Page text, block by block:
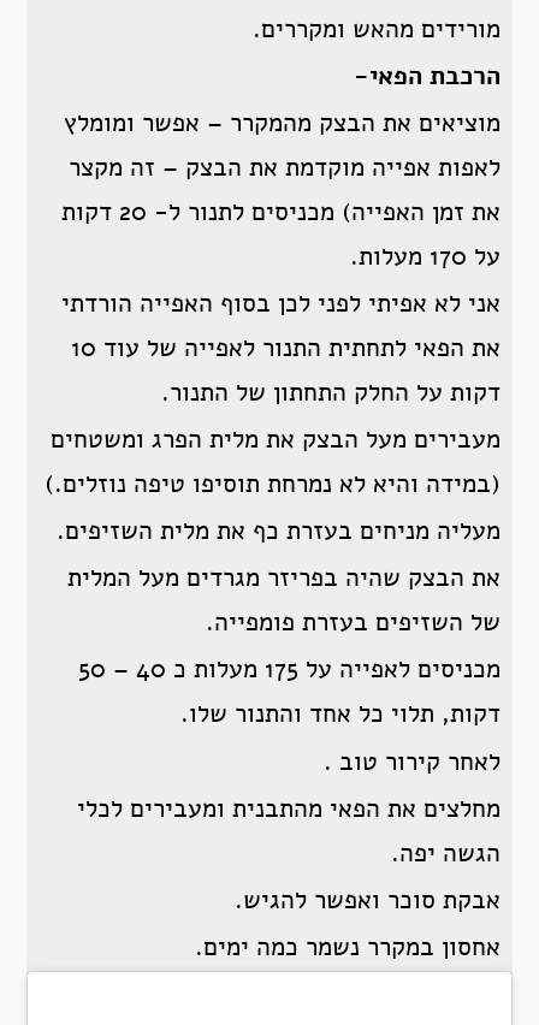
מורידים מהאש ומקררים.
הרכבת הפאי-
מוציאים את הבצק מהמקרר – אפשר ומומלץ
לאפות אפייה מוקדמת את הבצק – זה מקצר
את זמן האפייה) מכניסים לתנור ל- 20 דקות
על 170 מעלות.
אני לא אפיתי לפני לכן בסוף האפייה הורדתי
את הפאי לתחתית התנור לאפייה של עוד 10
דקות על החלק התחתון של התנור.
מעבירים מעל הבצק את מלית הפרג ומשטחים
(במידה והיא לא נמרחת תוסיפו טיפה נוזלים.)
מעליה מניחים בעזרת כף את מלית השזיפים.
את הבצק שהיה בפריזר מגרדים מעל המלית
של השזיפים בעזרת פומפייה.
מכניסים לאפייה על 175 מעלות כ 40 – 50
דקות, תלוי כל אחד והתנור שלו.
לאחר קירור טוב .
מחלצים את הפאי מהתבנית ומעבירים לכלי
הגשה יפה.
אבקת סוכר ואפשר להגיש.
אחסון במקרר נשמר כמה ימים.